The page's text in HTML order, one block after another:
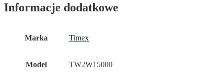
Informacje dodatkowe
Marka Timex
Model TW2W15000